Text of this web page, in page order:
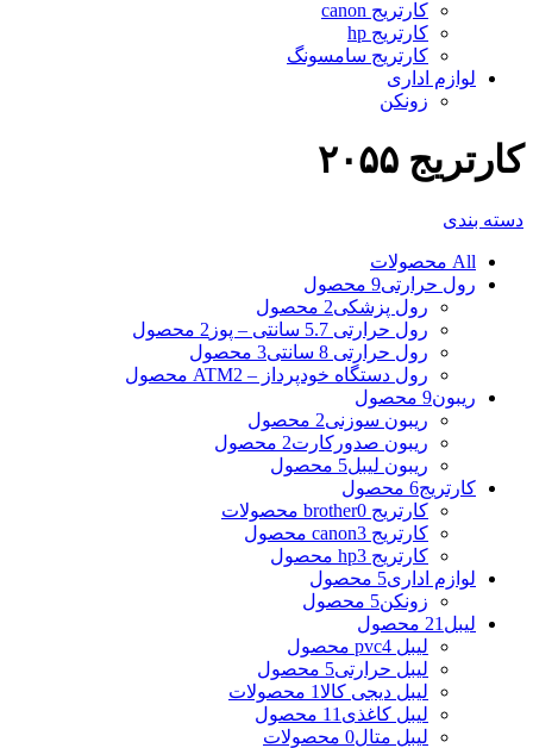
کارتریج canon
کارتریج hp
کارتریج سامسونگ
لوازم اداری
زونکن
کارتریج ۲۰۵۵
دسته بندی
All محصولات
رول حرارتی9 محصول
رول پزشکی2 محصول
رول حرارتی 5.7 سانتی – پوز
2 محصول
رول حرارتی 8 سانتی
3 محصول
رول دستگاه خودپرداز – ATM 2 محصول
ریبون9 محصول
ریبون سوزنی2 محصول
ریبون صدورکارت2 محصول
ریبون لیبل5 محصول
کارتریج6 محصول
کارتریج brother 0 محصولات
کارتریج canon 3 محصول
کارتریج hp 3 محصول
لوازم اداری5 محصول
زونکن5 محصول
لیبل 21 محصول
لیبل pvc 4 محصول
لیبل حرارتی5 محصول
لیبل دیجی کالا1 محصولات
لیبل کاغذی 11 محصول
لیبل متال0 محصولات